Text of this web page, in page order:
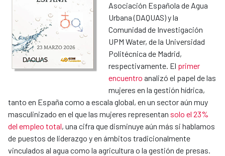
Asociación Española de Agua
Urbana (DAQUAS) y la
Comunidad de Investigación
UPM Water, de la Universidad
Politécnica de Madrid,
respectivamente. El primer
encuentro analizó el papel de las
mujeres en la gestión hídrica,
tanto en España como a escala global, en un sector aún muy
masculinizado en el que las mujeres representan solo el 23%
del empleo total, una cifra que disminuye aún más si hablamos
de puestos de liderazgo y en ámbitos tradicionalmente
vinculados al agua como la agricultura o la gestión de presas.